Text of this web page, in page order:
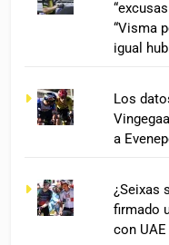
“Visma
igual
Los
a
¿Seixas
firmado
con